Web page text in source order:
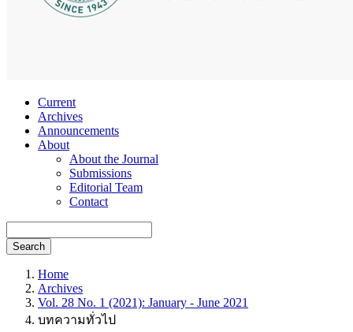
Current
Archives
Announcements
About
About the Journal
Submissions
Editorial Team
Contact
Search
Home
Archives
Vol. 28 No. 1 (2021): January - June 2021
บทความทั่วไป